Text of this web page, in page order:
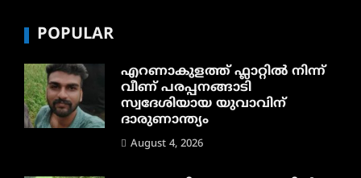
POPULAR
എറണാകുളത്ത് ഫ്ലാറ്റിൽ നിന്ന്
വീണ് പരപ്പനങ്ങാടി
സ്വദേശിയായ യുവാവിന്
ദാരുണാന്ത്യം
August 4, 2026